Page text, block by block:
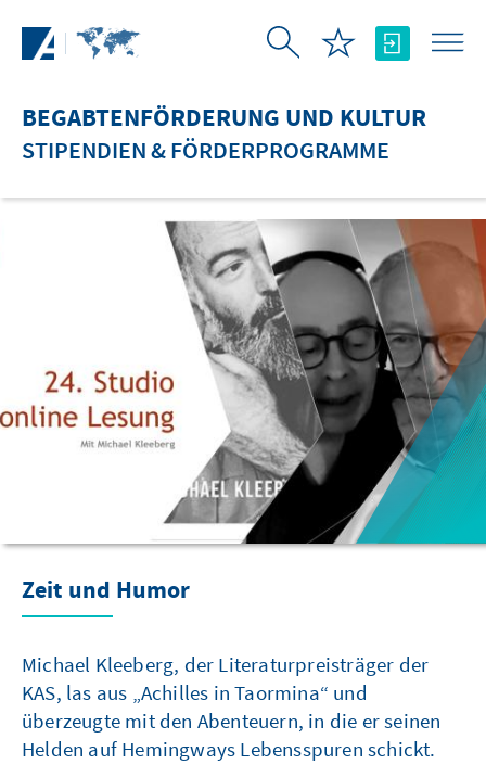
BEGABTENFÖRDERUNG UND KULTUR
STIPENDIEN & FÖRDERPROGRAMME
Zeit und Humor
Michael Kleeberg, der Literaturpreisträger der
KAS, las aus „Achilles in Taormina“ und
überzeugte mit den Abenteuern, in die er seinen
Helden auf Hemingways Lebensspuren schickt.